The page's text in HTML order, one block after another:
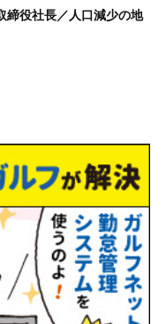
締役社長／人口減少の地